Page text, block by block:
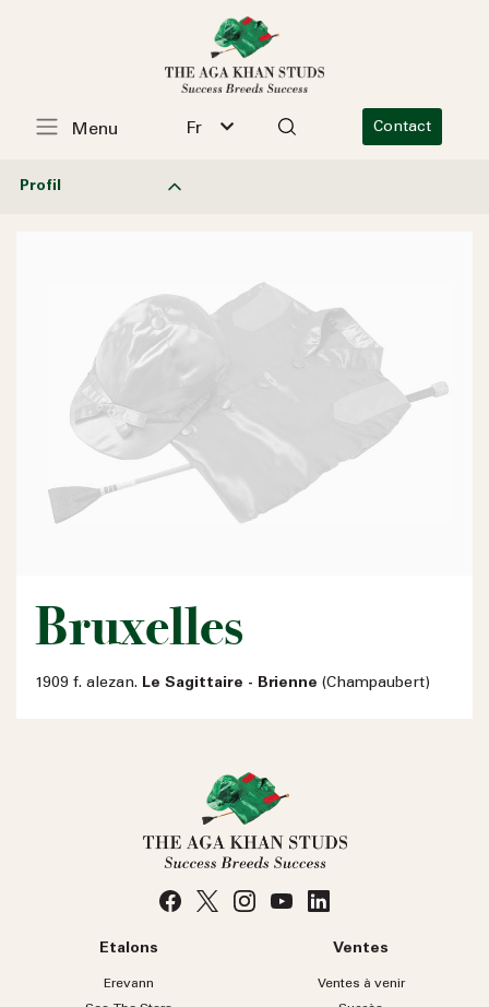
Fr Contact
Menu
Profil
Bruxelles
1909 f. alezan. Le Sagittaire - Brienne (Champaubert)
Etalons
Erevann
Ventes
Ventes à venir